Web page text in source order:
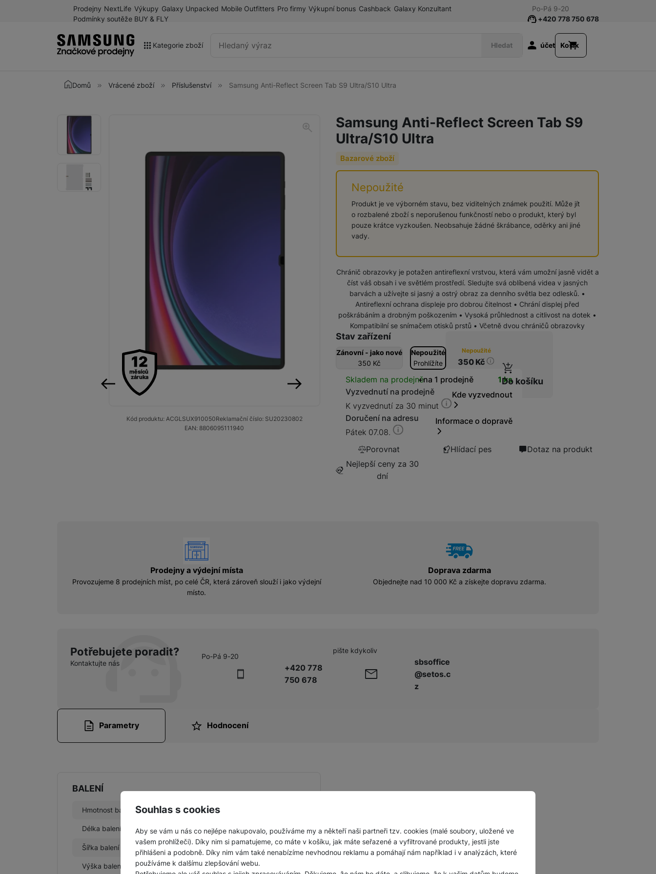
Souhlas s cookies
Aby se vám u nás co nejlépe nakupovalo, používáme my a někteří naši partneři tzv. cookies (malé soubory, uložené ve
vašem prohlížeči). Díky nim si pamatujeme, co máte v košíku, jak máte seřazené a vyfiltrované produkty, jestli jste
přihlášeni a podobně. Díky nim vám také nenabízíme nevhodnou reklamu a pomáhají nám například i v analýzách, které
používáme k dalšímu zlepšování webu.
Prodejny NextLife Výkupy Galaxy Unpacked Mobile Outfitters Pro firmy Výkupní bonus Cashback Galaxy Konzultant
Podmínky soutěže BUY & FLY
Vyhledávání Hledat
Kategorie zboží
Akce
Galaxy Z Fold8 a další
Tablety
Televize/Audio
Domácí spotřebiče Chytré hodinky
Sekce šílených cen
Samsung TV výhodněji
+420 778 750 678
Po-Pá 9-20
Uživatelská
účet Košík
Domů Vrácené zboží Příslušenství Samsung Anti-Reflect Screen Tab S9 Ultra/S10 Ultra
Samsung Anti-Reflect Screen Tab S9
Ultra/S10 Ultra
Bazarové zboží
Nepoužité
Produkt je ve výborném stavu, bez viditelných známek použití. Může jít
o rozbalené zboží s neporušenou funkčností nebo o produkt, který byl
pouze krátce vyzkoušen. Neobsahuje žádné škrábance, oděrky ani jiné
vady.
Chránič obrazovky je potažen antireflexní vrstvou, která vám umožní jasně vidět a
číst váš obsah i ve světlém prostředí. Sledujte svá oblíbená videa v jasných
barvách a užívejte si jasný a ostrý obraz za denního světla bez odlesků. •
Antireflexní ochrana displeje pro dobrou čitelnost • Chrání displej před
poškrábáním a drobným poškozením • Vysoká průhlednost a citlivost na dotek •
Kompatibilní se snímačem otisků prstů • Včetně dvou chráničů obrazovky
Stav zařízení
Zánovní - jako nové
350 Kč
Nepoužité
Prohlížíte
Stav zboží
Nepoužité
350 Kč
Do košíku
Dostupnost
Skladem na prodejněna 1 prodejně
1 ks
Vyzvednutí na prodejně
K vyzvednutí za 30 minut
Kde vyzvednout
Doručení na adresu
Pátek 07.08.
Informace o dopravě
Porovnat Hlídací pes
Dotaz na produkt
Nejlepší ceny za 30
dní
předchozí
12
měsíců
záruka
Fotografie
Kód produktu: ACGLSUX910050Reklamační číslo: SU20230802
EAN: 8806095111940
Prodejny a výdejní místa
Provozujeme 8 prodejních míst, po celé ČR, která zároveň slouží i jako výdejní
místo.
Doprava zdarma
Objednejte nad 10 000 Kč a získejte dopravu zdarma.
Potřebujete poradit?
Kontaktujte nás
Po-Pá 9-20
+420 778
750 678
pište kdykoliv
sbsoffice
@setos.c
z
Parametry Hodnocení
BALENÍ
Hmotnost balení 165 g
Délka balení 33,2 CM
Šířka balení 22,9 CM
Výška balení 1,7 CM